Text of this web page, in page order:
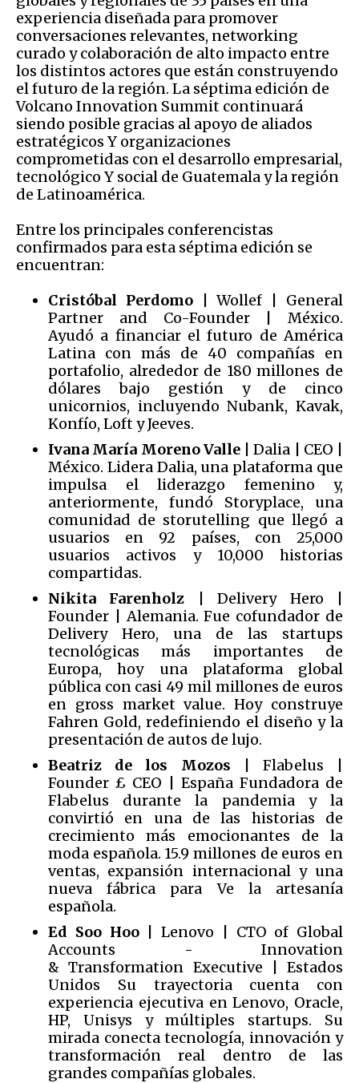
experiencia diseñada para promover
conversaciones relevantes, networking
curado y colaboración de alto impacto entre
los distintos actores que están construyendo
el futuro de la región. La séptima edición de
Volcano Innovation Summit continuará
siendo posible gracias al apoyo de aliados
estratégicos Y organizaciones
comprometidas con el desarrollo empresarial,
tecnológico Y social de Guatemala y la región
de Latinoamérica.
Entre los principales conferencistas
confirmados para esta séptima edición se
encuentran:
Cristóbal Perdomo| Wollef | General
Partner and Co-Founder | México.
Ayudó a financiar el futuro de América
Latina con más de 40 compañías en
portafolio, alrededor de 180 millones de
dólares bajo gestión y de cinco
unicornios, incluyendo Nubank, Kavak,
Konfío, Loft y Jeeves.
Ivana María Moreno Valle
| Dalia | CEO |
México. Lidera Dalia, una plataforma que
impulsa el liderazgo femenino y,
anteriormente, fundó Storyplace, una
comunidad de storutelling que llegó a
usuarios en 92 países, con 25,000
usuarios activos y 10,000 historias
compartidas.
Nikita Farenholz | Delivery Hero |
Founder | Alemania. Fue cofundador de
Delivery Hero, una de las startups
tecnológicas más importantes de
Europa, hoy una plataforma global
pública con casi 49 mil millones de euros
en gross market value. Hoy construye
Fahren Gold, redefiniendo el diseño y la
presentación de autos de lujo.
Beatriz de los Mozos | Flabelus |
Founder £ CEO | España Fundadora de
Flabelus durante la pandemia y la
convirtió en una de las historias de
crecimiento más emocionantes de la
moda española. 15.9 millones de euros en
ventas, expansión internacional y una
nueva fábrica para Ve la artesanía
española.
Ed Soo Hoo| Lenovo | CTO of Global
Accounts - Innovation
& Transformation Executive | Estados
Unidos Su trayectoria cuenta con
experiencia ejecutiva en Lenovo, Oracle,
HP, Unisys y múltiples startups. Su
mirada conecta tecnología, innovación y
transformación real dentro de las
grandes compañías globales.